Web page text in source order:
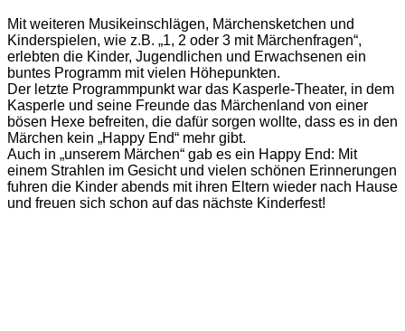
Mit weiteren Musikeinschlägen, Märchensketchen und
Kinderspielen, wie z.B. „1, 2 oder 3 mit Märchenfragen“,
erlebten die Kinder, Jugendlichen und Erwachsenen ein
buntes Programm mit vielen Höhepunkten.
Der letzte Programmpunkt war das Kasperle-Theater, in dem
Kasperle und seine Freunde das Märchenland von einer
bösen Hexe befreiten, die dafür sorgen wollte, dass es in den
Märchen kein „Happy End“ mehr gibt.
Auch in „unserem Märchen“ gab es ein Happy End: Mit
einem Strahlen im Gesicht und vielen schönen Erinnerungen
fuhren die Kinder abends mit ihren Eltern wieder nach Hause
und freuen sich schon auf das nächste Kinderfest!